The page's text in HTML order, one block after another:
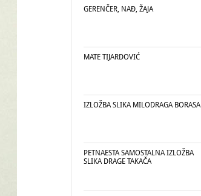
GERENČER, NAĐ, ŽAJA
MATE TIJARDOVIĆ
IZLOŽBA SLIKA MILODRAGA BORASA
PETNAESTA SAMOSTALNA IZLOŽBA
SLIKA DRAGE TAKAČA